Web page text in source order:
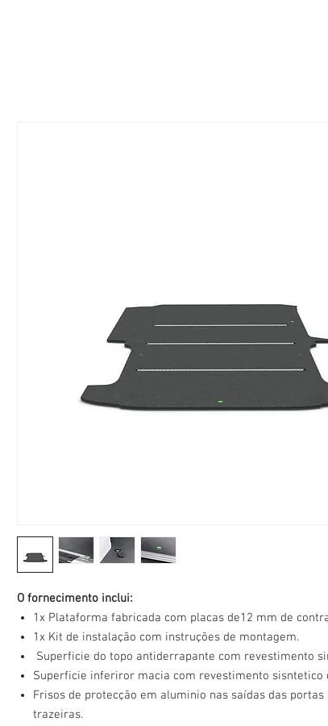
O fornecimento inclui:
1x Plataforma fabricada com placas de12 mm de
1x Kit de instalação com instruções de montagem.
Superficie do topo antiderrapante com revestimento
Superficie inferiror macia com revestimento sisntetico
Frisos de protecção em aluminio nas saídas das
trazeiras.